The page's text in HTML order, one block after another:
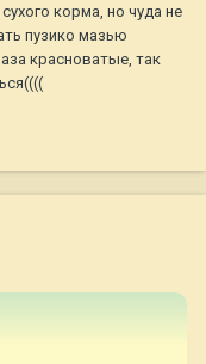
корма, но чуда не
пузико мазью
красноватые, так